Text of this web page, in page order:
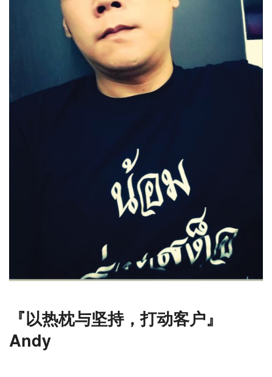
『以热枕与坚持，打动客户』
Andy